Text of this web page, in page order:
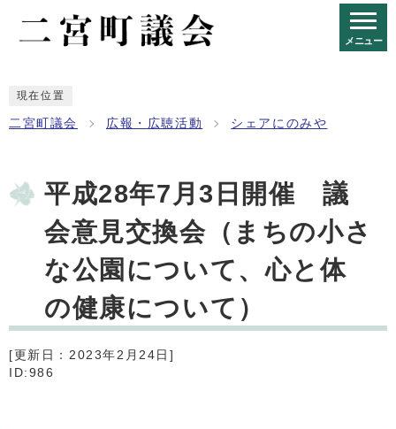
メニュー
現在位置
二宮町議会 広報・広聴活動 シェアにのみや
平成28年7月3日開催 議
会意見交換会（まちの小さ
な公園について、心と体
の健康について）
[更新日：2023年2月24日]
ID:986